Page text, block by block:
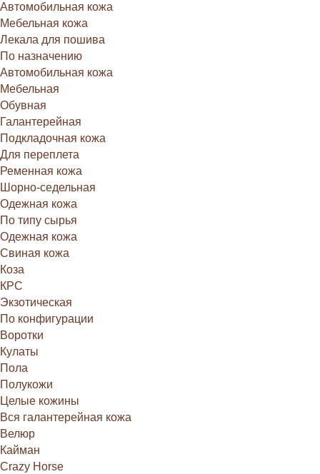
Автомобильная кожа
Мебельная кожа
Лекала для пошива
По назначению
Автомобильная кожа
Мебельная
Обувная
Галантерейная
Подкладочная кожа
Для переплета
Ременная кожа
Шорно-седельная
Одежная кожа
По типу сырья
Одежная кожа
Свиная кожа
Коза
КРС
Экзотическая
По конфигурации
Воротки
Кулаты
Пола
Полукожи
Целые кожины
Вся галантерейная кожа
Велюр
Кайман
Crazy Horse